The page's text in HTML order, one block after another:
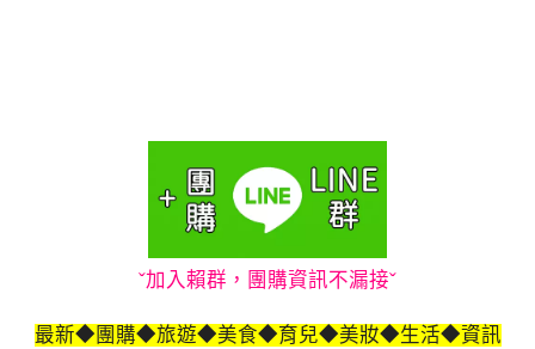
ˇ加入賴群，團購資訊不漏接ˇ
最新◆團購◆旅遊◆美食◆育兒◆美妝◆生活◆資訊